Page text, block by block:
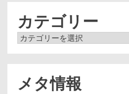
カテゴリー
カ
メタ情報